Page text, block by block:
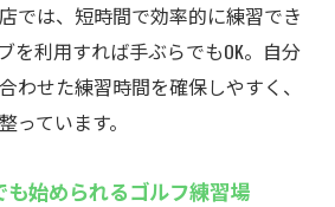
では、短時間で効率的に練習でき
を利用すれば手ぶらでもOK。自分
わせた練習時間を確保しやすく、
っています。
も始められるゴルフ練習場